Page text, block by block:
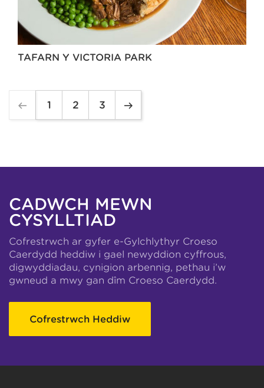
TAFARN Y VICTORIA PARK
1 2 3
CADWCH MEWN
CYSYLLTIAD
Cofrestrwch ar gyfer e-Gylchlythyr Croeso
Caerdydd heddiw i gael newyddion cyffrous,
digwyddiadau, cynigion arbennig, pethau i’w
gwneud a mwy gan dîm Croeso Caerdydd.
Cofrestrwch Heddiw